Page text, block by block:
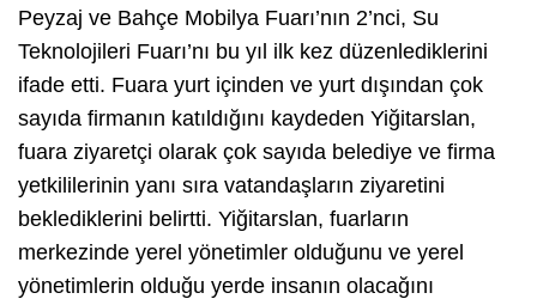
Peyzaj ve Bahçe Mobilya Fuarı’nın 2’nci, Su
Teknolojileri Fuarı’nı bu yıl ilk kez düzenlediklerini
ifade etti. Fuara yurt içinden ve yurt dışından çok
sayıda firmanın katıldığını kaydeden Yiğitarslan,
fuara ziyaretçi olarak çok sayıda belediye ve firma
yetkililerinin yanı sıra vatandaşların ziyaretini
beklediklerini belirtti. Yiğitarslan, fuarların
merkezinde yerel yönetimler olduğunu ve yerel
yönetimlerin olduğu yerde insanın olacağını